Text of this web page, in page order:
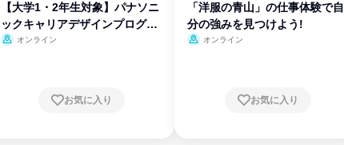
【大学1・2年生対象】パナソニ
ックキャリアデザインプログラ
ム
オンライン
お気に入り
「洋服の青山」の仕事体験で自
分の強みを見つけよう!
オンライン
お気に入り